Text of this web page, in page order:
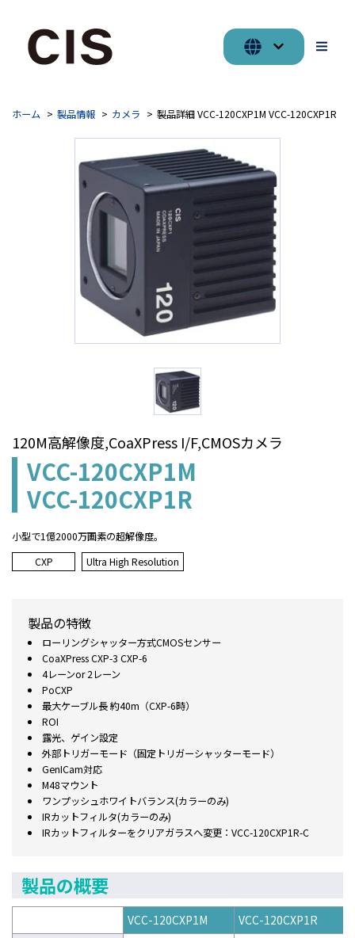
ホーム 製品情報 カメラ 製品詳細 VCC-120CXP1M VCC-120CXP1R
120M高解像度,CoaXPress I/F,CMOSカメラ
VCC-120CXP1M
VCC-120CXP1R
小型で1億2000万画素の超解像度。
CXP
Ultra High Resolution
製品の特徴
ローリングシャッター方式CMOSセンサー
CoaXPress CXP-3 CXP-6
4レーンor 2レーン
PoCXP
最大ケーブル長 約40m（CXP-6時）
ROI
露光、ゲイン設定
外部トリガーモード（固定トリガーシャッターモード）
GenICam対応
M48マウント
ワンプッシュホワイトバランス(カラーのみ)
IRカットフィルタ(カラーのみ)
IRカットフィルターをクリアガラスへ変更：VCC-120CXP1R-C
製品の概要
VCC-120CXP1M
VCC-120CXP1R